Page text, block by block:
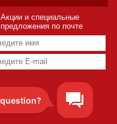
Акции и специальные
предложения по почте